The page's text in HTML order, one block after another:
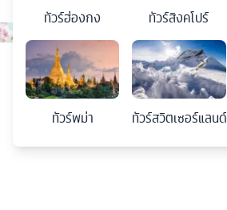
ทัวร์ฮ่องกง ทัวร์สิงคโปร์
ทัวร์พม่า ทัวร์สวิตเซอร์แลนด์